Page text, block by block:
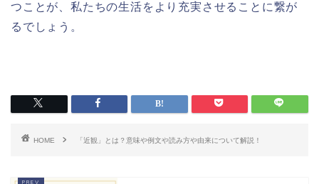
つことが、私たちの生活をより充実させることに繋が
るでしょう。
HOME 「近観」とは？意味や例文や読み方や由来について解説！